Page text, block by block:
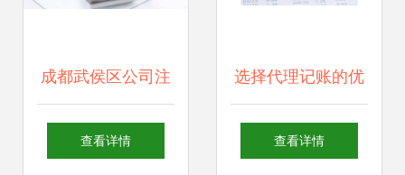
成都武侯区公司注
册与代理记账服务
查看详情
选择代理记账的优
点及好处 助力企业
查看详情